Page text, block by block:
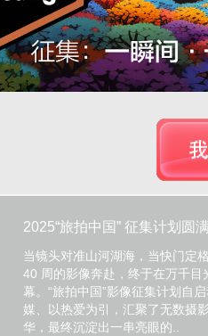
2025“旅拍中国” 征集计划圆
河之约​
当镜头对准山河湖海，当快门定
40 周的影像奔赴，终于在万千目
幕。“旅拍中国”影像征集计划自
媒、以热爱为引，汇聚了无数摄
华，最终沉淀出一串亮眼的..